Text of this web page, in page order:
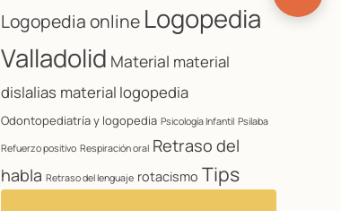
Logopedia online Logopedia
Valladolid Material material
dislalias material logopedia
Odontopediatría y logopedia Psicología Infantil Psilaba
Refuerzo positivo Respiración oral Retraso del
habla Retraso del lenguaje rotacismo Tips